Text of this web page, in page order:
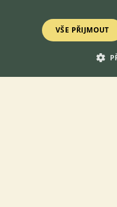
Mohutný, asi dvouletý pes,
VŠE PŘIJMOUT